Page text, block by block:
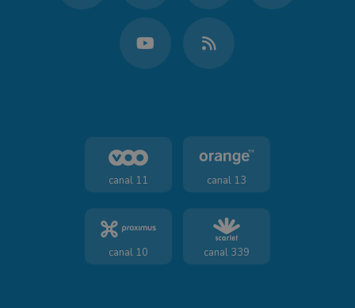
canal 11 canal 13
canal 10 canal 339